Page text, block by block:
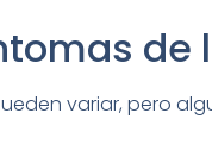
de
variar, pero